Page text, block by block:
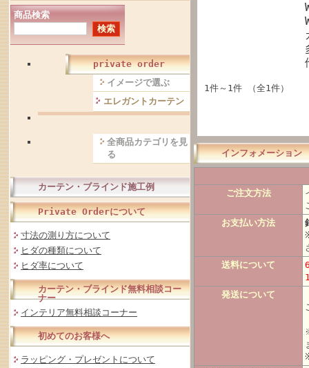
商品検索
private order
イメージで選ぶ
エレガントカーテン
全商品カテゴリを見
る
カーテン・ブラインド施工例
Private Orderについて
寸法の測り方について
ヒダの種類について
ヒダ率について
カーテン・ブラインド無料相談コー
ナー
インテリア無料相談コーナー
初めてのお客様へ
ラッピング・プレゼントについて
1件～1件 （全1件）
インフォメーション
ご注文方法
お支払い方法
送料について
発送について